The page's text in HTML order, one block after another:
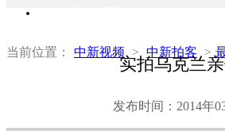
当前位置： 中新视频 > 中新拍客 >
实拍乌克兰
发布时间：2014年